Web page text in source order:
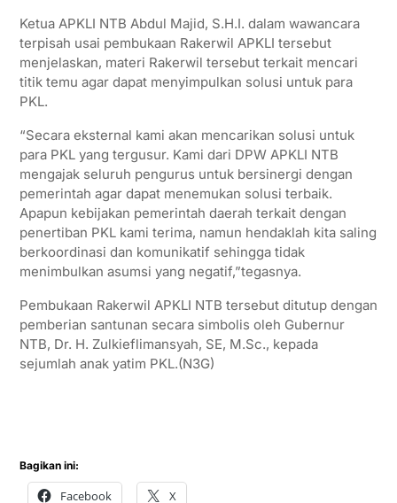
Ketua APKLI NTB Abdul Majid, S.H.I. dalam wawancara
terpisah usai pembukaan Rakerwil APKLI tersebut
menjelaskan, materi Rakerwil tersebut terkait mencari
titik temu agar dapat menyimpulkan solusi untuk para
PKL.
“Secara eksternal kami akan mencarikan solusi untuk
para PKL yang tergusur. Kami dari DPW APKLI NTB
mengajak seluruh pengurus untuk bersinergi dengan
pemerintah agar dapat menemukan solusi terbaik.
Apapun kebijakan pemerintah daerah terkait dengan
penertiban PKL kami terima, namun hendaklah kita saling
berkoordinasi dan komunikatif sehingga tidak
menimbulkan asumsi yang negatif,”tegasnya.
Pembukaan Rakerwil APKLI NTB tersebut ditutup dengan
pemberian santunan secara simbolis oleh Gubernur
NTB, Dr. H. Zulkieflimansyah, SE, M.Sc., kepada
sejumlah anak yatim PKL.(N3G)
Bagikan ini:
Facebook X